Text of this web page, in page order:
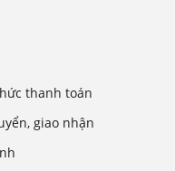
thanh toán
giao nhận